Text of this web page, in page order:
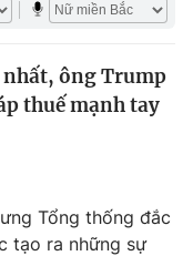
ông Trump
thuế mạnh tay
Tổng thống đắc
tạo ra những sự